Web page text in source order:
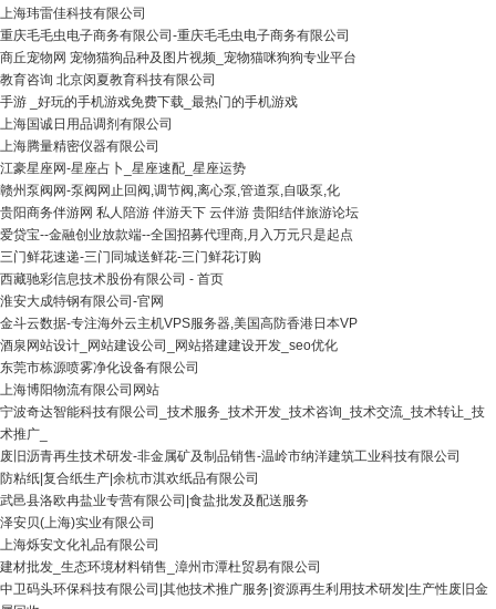
上海玮雷佳科技有限公司
重庆毛毛虫电子商务有限公司-重庆毛毛虫电子商务有限公司
商丘宠物网 宠物猫狗品种及图片视频_宠物猫咪狗狗专业平台
教育咨询 北京闵夏教育科技有限公司
手游 _好玩的手机游戏免费下载_最热门的手机游戏
上海国诚日用品调剂有限公司
上海腾量精密仪器有限公司
江豪星座网-星座占卜_星座速配_星座运势
赣州泵阀网-泵阀网止回阀,调节阀,离心泵,管道泵,自吸泵,化
贵阳商务伴游网 私人陪游 伴游天下 云伴游 贵阳结伴旅游论坛
爱贷宝--金融创业放款端--全国招募代理商,月入万元只是起点
三门鲜花速递-三门同城送鲜花-三门鲜花订购
西藏驰彩信息技术股份有限公司 - 首页
淮安大成特钢有限公司-官网
金斗云数据-专注海外云主机VPS服务器,美国高防香港日本VP
酒泉网站设计_网站建设公司_网站搭建建设开发_seo优化
东莞市栋源喷雾净化设备有限公司
上海博阳物流有限公司网站
宁波奇达智能科技有限公司_技术服务_技术开发_技术咨询_技术交流_技术转让_技
术推广_
废旧沥青再生技术研发-非金属矿及制品销售-温岭市纳洋建筑工业科技有限公司
防粘纸|复合纸生产|余杭市淇欢纸品有限公司
武邑县洛欧冉盐业专营有限公司|食盐批发及配送服务
泽安贝(上海)实业有限公司
上海烁安文化礼品有限公司
建材批发_生态环境材料销售_漳州市潭杜贸易有限公司
中卫码头环保科技有限公司|其他技术推广服务|资源再生利用技术研发|生产性废旧金